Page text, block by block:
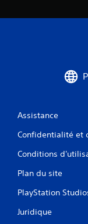
Assistance
Confidentialité et
Conditions
Plan du site
PlayStation
Juridique